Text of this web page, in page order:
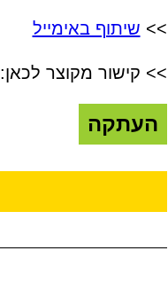
>> שיתוף באימייל
>> קישור מקוצר לכאן:
העתקה